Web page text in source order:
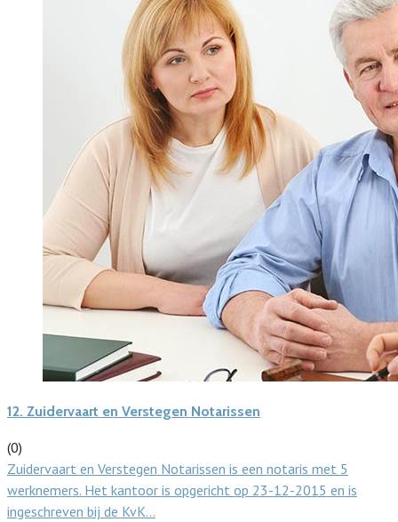
12. Zuidervaart en Verstegen Notarissen
(0)
Zuidervaart en Verstegen Notarissen is een notaris met 5
werknemers. Het kantoor is opgericht op 23-12-2015 en is
ingeschreven bij de KvK…